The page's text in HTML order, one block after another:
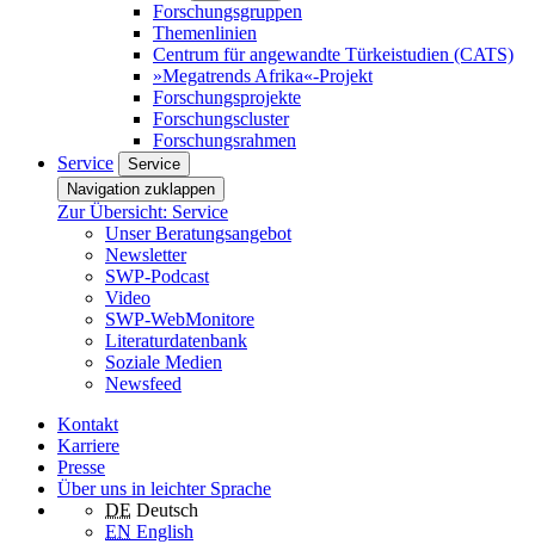
Forschungsgruppen
Themenlinien
Centrum für angewandte Türkeistudien (CATS)
»Megatrends Afrika«-Projekt
Forschungsprojekte
Forschungscluster
Forschungsrahmen
Service
Service
Navigation zuklappen
Zur Übersicht: Service
Unser Beratungsangebot
Newsletter
SWP-Podcast
Video
SWP-WebMonitore
Literaturdatenbank
Soziale Medien
Newsfeed
Kontakt
Karriere
Presse
Über uns in leichter Sprache
DE Deutsch
EN English